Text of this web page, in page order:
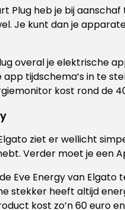
Plug heb je bij
Je kunt dan je
overal je elektrische
tijdschema’s in te
kost rond de
ziet er wellicht
Verder moet je een
Eve Energy van Elgato
stekker heeft altijd
kost zo’n 60 euro